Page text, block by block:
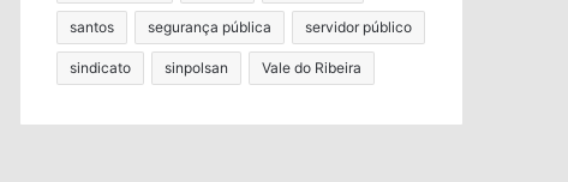
santos segurança pública servidor público
sindicato sinpolsan Vale do Ribeira